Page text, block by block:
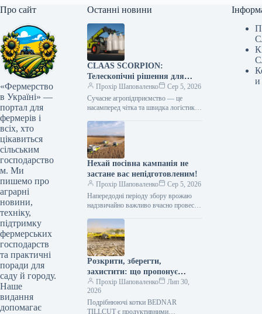
Про сайт
«Фермерство
в Україні» —
портал для
фермерів і
всіх, хто
цікавиться
сільським
господарство
м. Ми
пишемо про
аграрні
новини,
техніку,
підтримку
фермерських
господарств
та практичні
поради для
саду й городу.
Наше
видання
допомагає
Останні новини
CLAAS SCORPION:
Телескопічні рішення для
ефективного агрологістичного
менеджменту
Прохір Шаповаленко
Сер 5, 2026
Сучасне агропідприємство — це
насамперед чітка та швидка логістика.
тисяч тонн зерна, робота з
біогазовими…
Нехай посівна кампанія не
застане вас непідготовленим!
Прохір Шаповаленко
Сер 5, 2026
Напередодні періоду збору врожаю
надзвичайно важливо вчасно провести
виконати всі процедури планового
технічного
обслуговування.Оптимальним
вибором є…
Розкрити, зберегти,
захистити: що пропонує
обробка рослинних залишків
котками BEDNAR TILLCUT
Прохір Шаповаленко
Лип 30,
2026
Подрібнюючі котки BEDNAR
TILLCUT є продуктивними
и